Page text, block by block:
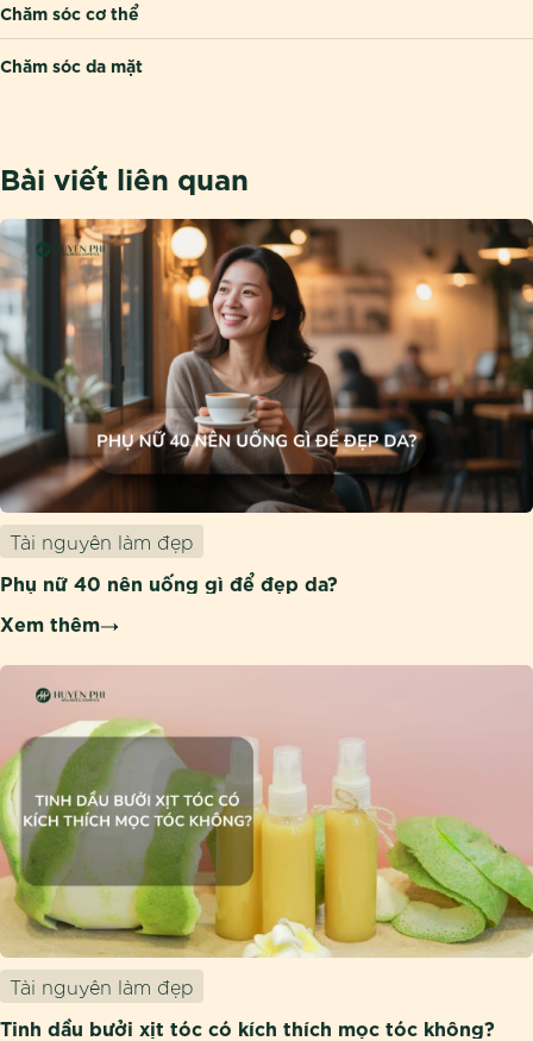
Chăm sóc cơ thể
Chăm sóc da mặt
Bài viết liên quan
Tài nguyên làm đẹp
Phụ nữ 40 nên uống gì để đẹp da?
Xem thêm
Tài nguyên làm đẹp
Tinh dầu bưởi xịt tóc có kích thích mọc tóc không?